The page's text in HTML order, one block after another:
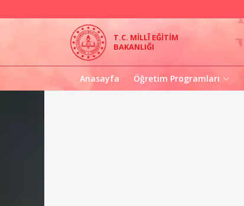
T.C. MİLLÎ EĞİTİM
BAKANLIĞI
Anasayfa Öğretim Programları